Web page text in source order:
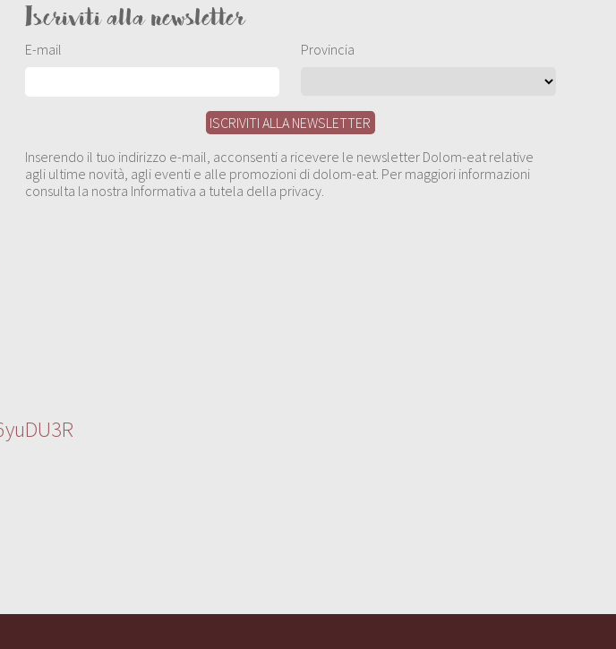
Iscriviti alla newsletter
E-mail Provincia
Inserendo il tuo indirizzo e-mail, acconsenti a ricevere le newsletter Dolom-eat relative
agli ultime novità, agli eventi e alle promozioni di dolom-eat. Per maggiori informazioni
consulta la nostra Informativa a tutela della privacy.